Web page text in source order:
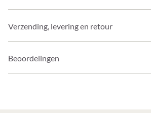
Verzending, levering en retour
Beoordelingen